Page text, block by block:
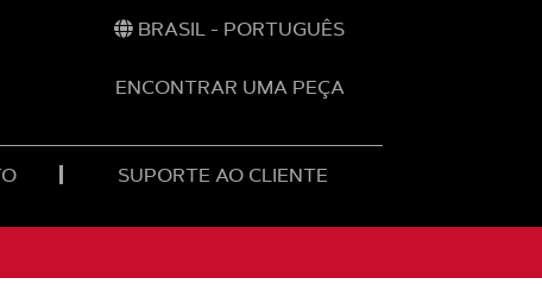
BRASIL - PORTUGUÊS
ENCONTRAR UMA PEÇA
SUPORTE AO CLIENTE